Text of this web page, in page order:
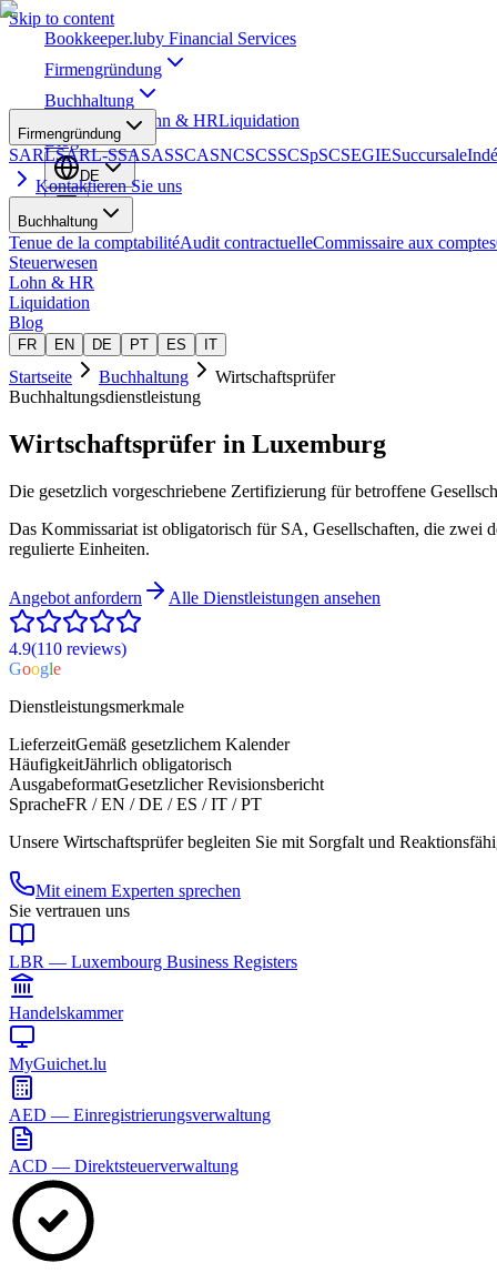
Skip to content
Bookkeeper.luby Financial Services
Firmengründung
Buchhaltung
Steuerwesen Lohn & HRLiquidation
Blog
DE
Firmengründung
SARLSARL-SSASASSCASNCSCSSCSpSCSEGIESuccursale
Kontaktieren Sie uns
Buchhaltung
Tenue de la comptabilitéAudit contractuelleCommissaire aux comptes
Steuerwesen
Lohn & HR
Liquidation
Blog
FR EN DE PT ES IT
Startseite Buchhaltung
Wirtschaftsprüfer
Buchhaltungsdienstleistung
Wirtschaftsprüfer in Luxemburg
Die gesetzlich vorgeschriebene Zertifizierung für betroffene
Das Kommissariat ist obligatorisch für SA, Gesellschaften, die zwei
regulierte Einheiten.
Angebot anfordern Alle Dienstleistungen ansehen
4.9(110 reviews)
Google
Dienstleistungsmerkmale
LieferzeitGemäß gesetzlichem Kalender
HäufigkeitJährlich obligatorisch
AusgabeformatGesetzlicher Revisionsbericht
SpracheFR / EN / DE / ES / IT / PT
Unsere Wirtschaftsprüfer begleiten Sie mit Sorgfalt und
Mit einem Experten sprechen
Sie vertrauen uns
LBR — Luxembourg Business Registers
Handelskammer
MyGuichet.lu
AED — Einregistrierungsverwaltung
ACD — Direktsteuerverwaltung